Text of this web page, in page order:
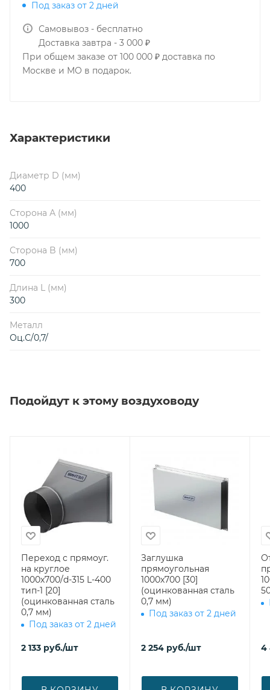
Под заказ от 2 дней
Самовывоз - бесплатно
Доставка завтра - 3 000 ₽
При общем заказе от 100 000 ₽ доставка по
Москве и МО в подарок.
Характеристики
Диаметр D (мм)
400
Сторона А (мм)
1000
Сторона B (мм)
700
Длина L (мм)
300
Металл
Оц.С/0,7/
Подойдут к этому воздуховоду
Переход с прямоуг.
на круглое
1000х700/d-315 L-400
тип-1 [20]
(оцинкованная сталь
0,7 мм)
Под заказ от 2 дней
2 133 руб./шт
Заглушка
прямоугольная
1000х700 [30]
(оцинкованная сталь
0,7 мм)
Под заказ от 2 дней
2 254 руб./шт 4